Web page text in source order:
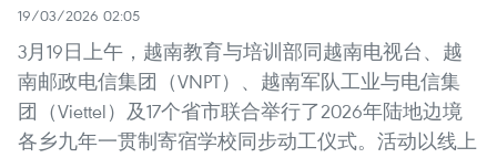
19/03/2026 02:05
3月19日上午，越南教育与培训部同越南电视台、越
南邮政电信集团（VNPT）、越南军队工业与电信集
团（Viettel）及17个省市联合举行了2026年陆地边境
各乡九年一贯制寄宿学校同步动工仪式。活动以线上